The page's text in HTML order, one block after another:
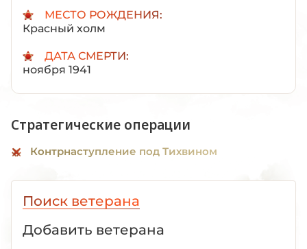
МЕСТО РОЖДЕНИЯ:
Красный холм
ДАТА СМЕРТИ:
ноября 1941
Стратегические операции
Контрнаступление под Тихвином
Поиск ветерана
Добавить ветерана